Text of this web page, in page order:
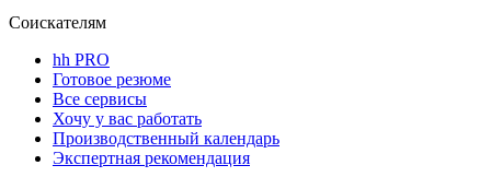
Соискателям
hh PRO
Готовое резюме
Все сервисы
Хочу у вас работать
Производственный календарь
Экспертная рекомендация